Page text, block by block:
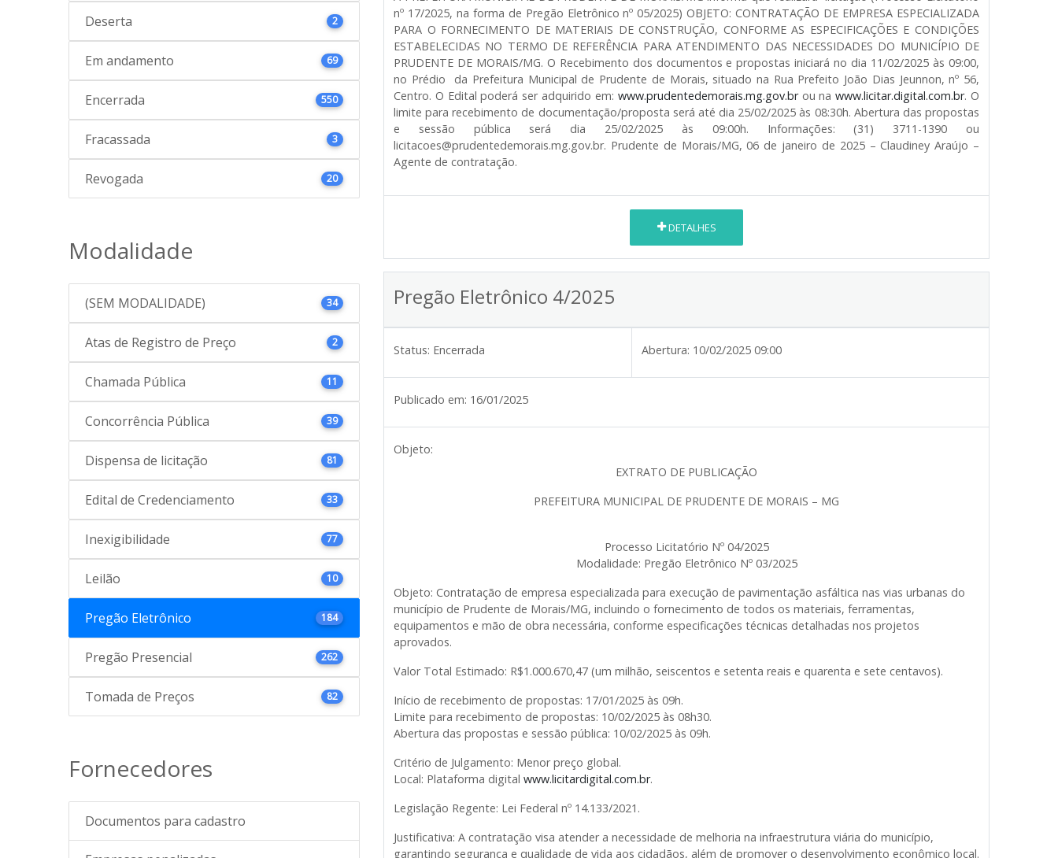
Deserta 2
Em andamento 69
Encerrada 550
Fracassada 3
Revogada 20
Modalidade
(SEM MODALIDADE) 34
Atas de Registro de Preço 2
Chamada Pública 11
Concorrência Pública 39
Dispensa de licitação 81
Edital de Credenciamento 33
Inexigibilidade 77
Leilão 10
Pregão Eletrônico 184
Pregão Presencial 262
Tomada de Preços 82
Fornecedores
Documentos para cadastro
nº 17/2025, na forma de Pregão Eletrônico nº 05/2025) OBJETO: CONTRATAÇÃO DE EMPRESA ESPECIALIZADA
PARA O FORNECIMENTO DE MATERIAIS DE CONSTRUÇÃO, CONFORME AS ESPECIFICAÇÕES E CONDIÇÕES
ESTABELECIDAS NO TERMO DE REFERÊNCIA PARA ATENDIMENTO DAS NECESSIDADES DO MUNICÍPIO DE
PRUDENTE DE MORAIS/MG. O Recebimento dos documentos e propostas iniciará no dia 11/02/2025 às 09:00,
no Prédio da Prefeitura Municipal de Prudente de Morais, situado na Rua Prefeito João Dias Jeunnon, nº 56,
Centro. O Edital poderá ser adquirido em: www.prudentedemorais.mg.gov.brou nawww.licitar.digital.com.br. O
limite para recebimento de documentação/proposta será até dia 25/02/2025 às 08:30h. Abertura das propostas
e sessão pública será dia 25/02/2025 às 09:00h. Informações: (31) 3711-1390 ou
licitacoes@prudentedemorais.mg.gov.br. Prudente de Morais/MG, 06 de janeiro de 2025 – Claudiney Araújo –
Agente de contratação.
DETALHES
Pregão Eletrônico 4/2025
Status: Encerrada Abertura: 10/02/2025 09:00
Publicado em: 16/01/2025
Objeto:
EXTRATO DE PUBLICAÇÃO
PREFEITURA MUNICIPAL DE PRUDENTE DE MORAIS – MG
Processo Licitatório Nº 04/2025
Modalidade: Pregão Eletrônico Nº 03/2025
Objeto: Contratação de empresa especializada para execução de pavimentação asfáltica nas vias urbanas do
município de Prudente de Morais/MG, incluindo o fornecimento de todos os materiais, ferramentas,
equipamentos e mão de obra necessária, conforme especificações técnicas detalhadas nos projetos
aprovados.
Valor Total Estimado: R$1.000.670,47 (um milhão, seiscentos e setenta reais e quarenta e sete centavos).
Início de recebimento de propostas: 17/01/2025 às 09h.
Limite para recebimento de propostas: 10/02/2025 às 08h30.
Abertura das propostas e sessão pública: 10/02/2025 às 09h.
Critério de Julgamento: Menor preço global.
Local: Plataforma digital www.licitardigital.com.br.
Legislação Regente: Lei Federal nº 14.133/2021.
Justificativa: A contratação visa atender a necessidade de melhoria na infraestrutura viária do município,
garantindo segurança e qualidade de vida aos cidadãos, além de promover o desenvolvimento econômico local.